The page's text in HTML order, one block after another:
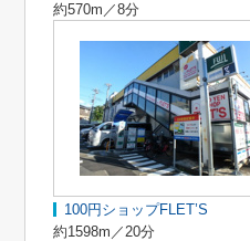
約570m／8分
100円ショップFLET’S
約1598m／20分